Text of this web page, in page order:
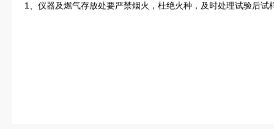
1、仪器及燃气存放处要严禁烟火，杜绝火种，及时处理试验后